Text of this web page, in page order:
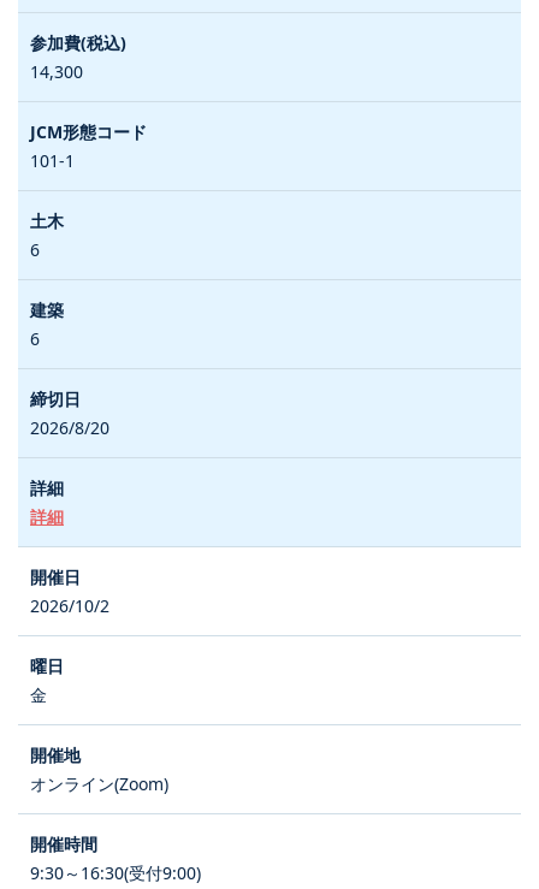
14,300
101-1
6
6
2026/8/20
詳細
2026/10/2
金
オンライン(Zoom)
9:30～16:30(受付9:00)